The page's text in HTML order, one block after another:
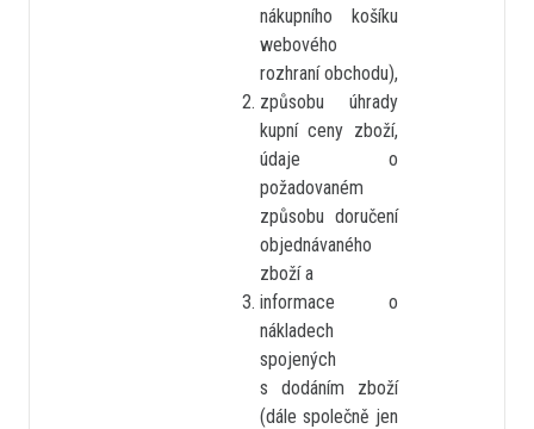
nákupního košíku
webového
rozhraní obchodu),
způsobu úhrady
kupní ceny zboží,
údaje o
požadovaném
způsobu doručení
objednávaného
zboží a
informace o
nákladech
spojených
s dodáním zboží
(dále společně jen